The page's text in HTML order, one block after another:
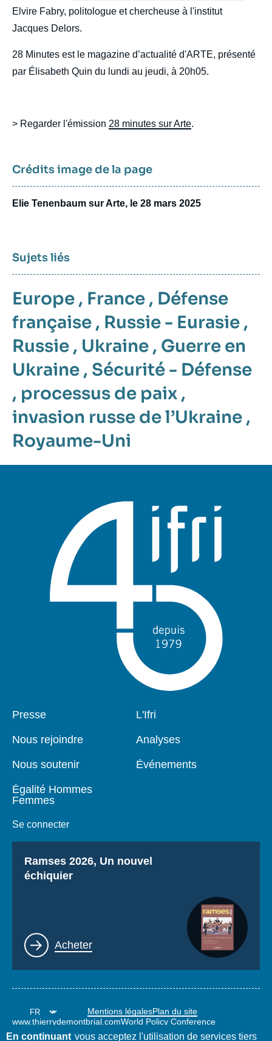
Elvire Fabry, politologue et chercheuse à l'institut
Jacques Delors.
28 Minutes est le magazine d’actualité d'ARTE, présenté
par Élisabeth Quin du lundi au jeudi, à 20h05.
> Regarder l'émission 28 minutes sur Arte.
Crédits image de la page
Elie Tenenbaum sur Arte, le 28 mars 2025
Sujets liés
Europe , France , Défense
française , Russie - Eurasie ,
Russie , Ukraine , Guerre en
Ukraine , Sécurité - Défense
, processus de paix ,
invasion russe de l’Ukraine ,
Royaume-Uni
Pied
Presse
Nous rejoindre
Nous soutenir
Égalité Hommes
Femmes
Se connecter
Navigation
L'Ifri
Analyses
Événements
Titre
Ramses 2026, Un nouvel
échiquier
Lien
Acheter
Mentions légalesPlan du site
www.thierrydemontbrial.comWorld Policy Conference
En continuant vous acceptez l'utilisation de services tiers